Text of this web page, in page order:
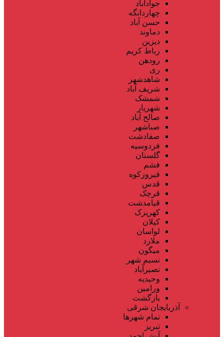
جوادآباد
چهاردانگه
حسن آباد
دماوند
دیزین
رباط کریم
رودهن
ری
شاهدشهر
شریف آباد
شمشک
شهریار
صالح آباد
صباشهر
صفادشت
فردوسیه
گلستان
فشم
فیروزکوه
قدس
قرچک
قیامدشت
کهریزک
کیلان
لواسان
ملارد
میگون
نسیم شهر
نصیرآباد
وحیدیه
ورامین
بازگشت
آذربایجان شرقی
تمام شهر‌ها
تبریز